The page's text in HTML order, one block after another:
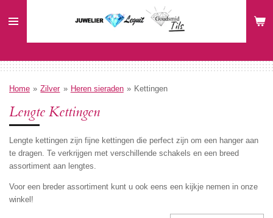
direct
hoofdinhoud
Home » Zilver » Heren sieraden » Kettingen
Lengte Kettingen
Lengte kettingen zijn fijne kettingen die perfect zijn om een hanger aan
te dragen. Te verkrijgen met verschillende schakels en een breed
assortiment aan lengtes.
Voor een breder assortiment kunt u ook eens een kijkje nemen in onze
winkel!